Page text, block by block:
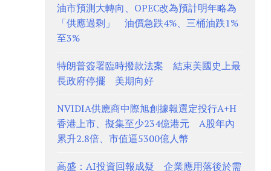
油市預測大轉向、OPEC改為預計明年略為
「供應過剩」 油價急跌4%、三桶油跌1%
至3%
特朗普簽署臨時撥款法案 結束美國史上最
長政府停擺 美期向好
NVIDIA供應商中際旭創據報選定投行A+H
香港上市、擬集至少234億港元 A股年內
累升2.8倍、市值逼5300億人幣
高盛：AI投資回報成疑 企業應用落後於需